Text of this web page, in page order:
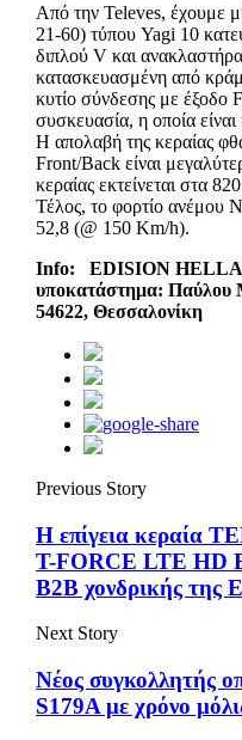
Από την Televes, έχουμε
21-60) τύπου Yagi 10
διπλού V και
κατασκευασμένη από
κυτίο σύνδεσης με έξοδο
συσκευασία, η οποία
Η απολαβή της κεραίας
Front/Back είναι
κεραίας εκτείνεται στα
Τέλος, το φορτίο ανέμου
52,8 (@ 150 Km/h).
Info: EDISION
υποκατάστημα: Παύλου
54622, Θεσσαλονίκη
Previous Story
Η επίγεια κεραία
T-FORCE LTE HD
Β2Β χονδρικής της
Next Story
Νέος συγκολλητής
S179A με χρόνο